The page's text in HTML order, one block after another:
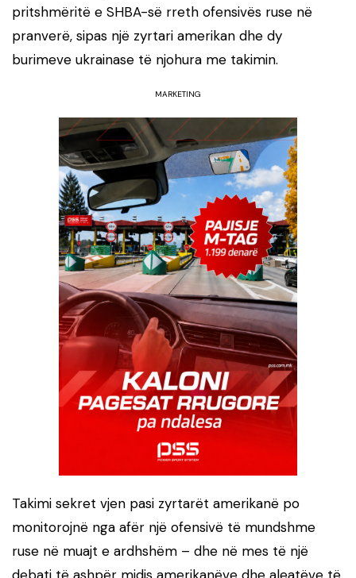
pritshmëritë e SHBA-së rreth ofensivës ruse në
pranverë, sipas një zyrtari amerikan dhe dy
burimeve ukrainase të njohura me takimin.
MARKETING
Takimi sekret vjen pasi zyrtarët amerikanë po
monitorojnë nga afër një ofensivë të mundshme
ruse në muajt e ardhshëm – dhe në mes të një